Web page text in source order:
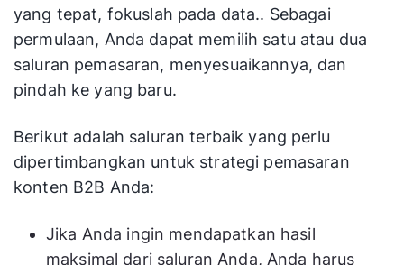
yang tepat, fokuslah pada data.. Sebagai
permulaan, Anda dapat memilih satu atau dua
saluran pemasaran, menyesuaikannya, dan
pindah ke yang baru.
Berikut adalah saluran terbaik yang perlu
dipertimbangkan untuk strategi pemasaran
konten B2B Anda:
Jika Anda ingin mendapatkan hasil
maksimal dari saluran Anda, Anda harus